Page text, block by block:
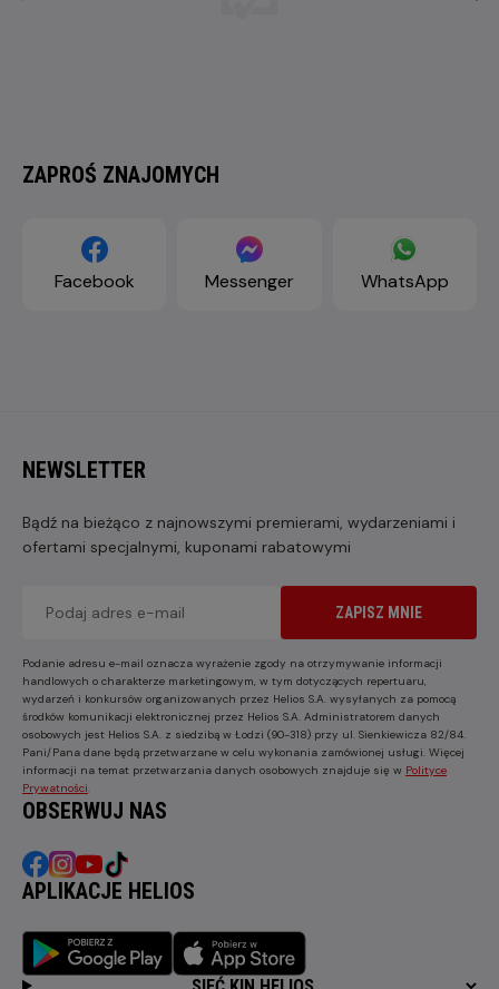
ZAPROŚ ZNAJOMYCH
Facebook Messenger WhatsApp
NEWSLETTER
Bądź na bieżąco z najnowszymi premierami, wydarzeniami i
ofertami specjalnymi, kuponami rabatowymi
ZAPISZ MNIE
Podanie adresu e-mail oznacza wyrażenie zgody na otrzymywanie informacji
handlowych o charakterze marketingowym, w tym dotyczących repertuaru,
wydarzeń i konkursów organizowanych przez Helios S.A. wysyłanych za pomocą
środków komunikacji elektronicznej przez Helios S.A. Administratorem danych
osobowych jest Helios S.A. z siedzibą w Łodzi (90-318) przy ul. Sienkiewicza 82/84.
Pani/Pana dane będą przetwarzane w celu wykonania zamówionej usługi. Więcej
informacji na temat przetwarzania danych osobowych znajduje się w Polityce
Prywatności
OBSERWUJ NAS
APLIKACJE HELIOS